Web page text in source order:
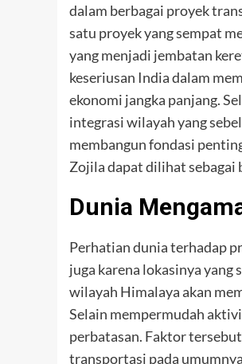
dalam berbagai proyek
satu proyek yang sempat
yang menjadi jembatan
keseriusan India dalam
ekonomi jangka panjang.
integrasi wilayah yang
membangun fondasi
Zojila dapat dilihat sebagai
Dunia
Perhatian dunia terhadap
juga karena lokasinya
wilayah Himalaya akan
Selain mempermudah
perbatasan. Faktor
transportasi pada